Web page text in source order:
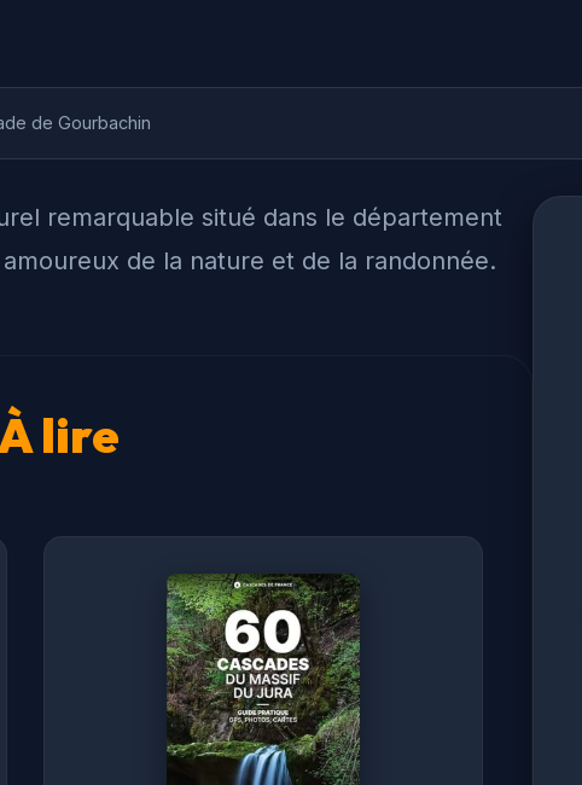
de Gourbachin
remarquable situé dans le département
de la nature et de la randonnée.
lire